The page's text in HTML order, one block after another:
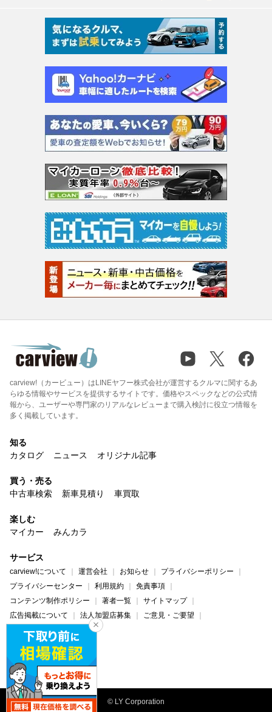
carview!（カービュー）はLINEヤフー株式会社が運営するクルマに関するあ
らゆる情報やサービスを提供するサイトです。価格やスペックなどの公式情
報から、ユーザーや専門家のリアルなレビューまで購入検討に役立つ情報を
多く掲載しています。
知る
カタログ
ニュース オリジナル記事
買う・売る
中古車検索
新車見積り 車買取
楽しむ
マイカー
みんカラ
サービス
carview!について 運営会社 お知らせ
プライバシーポリシー
プライバシーセンター
利用規約
免責事項
コンテンツ制作ポリシー
著者一覧
サイトマップ
広告掲載について
法人加盟店募集
ご意見・ご要望
ヘルプ・お問い合わせ
carview! Yahoo! JAPAN
© LY Corporation